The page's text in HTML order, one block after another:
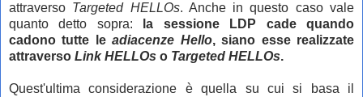
attraverso Targeted HELLOs. Anche in questo caso vale
quanto detto sopra:
la sessione LDP cade quando
cadono tutte leadiacenze Hello, siano esse realizzate
attraverso Link HELLOs o Targeted HELLOs.
Quest'ultima considerazione è quella su cui si basa il